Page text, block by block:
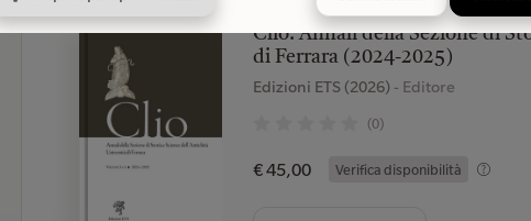
Clio. Annali della Sezione di
di Ferrara (2024-2025)
Edizioni ETS (2026)- Editore
(0)
€ 45,00 Verifica disponibilità